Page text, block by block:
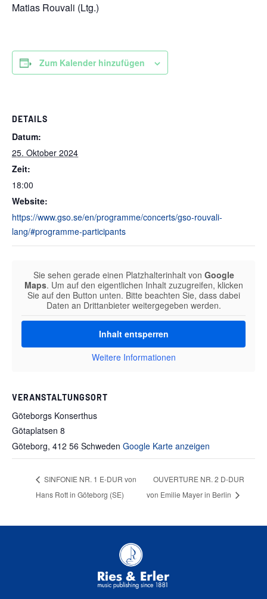
Matias Rouvali (Ltg.)
Zum Kalender hinzufügen
DETAILS
Datum:
25. Oktober 2024
Zeit:
18:00
Website:
https://www.gso.se/en/programme/concerts/gso-rouvali-
lang/#programme-participants
VERANSTALTUNGSORT
Göteborgs Konserthus
Götaplatsen 8
Göteborg, 412 56 Schweden Google Karte anzeigen
Sie sehen gerade einen Platzhalterinhalt von Google
Maps. Um auf den eigentlichen Inhalt zuzugreifen, klicken
Sie auf den Button unten. Bitte beachten Sie, dass dabei
Daten an Drittanbieter weitergegeben werden.
Inhalt entsperren
Weitere Informationen
SINFONIE NR. 1 E-DUR von
Hans Rott in Göteborg (SE)
OUVERTURE NR. 2 D-DUR
von Emilie Mayer in Berlin